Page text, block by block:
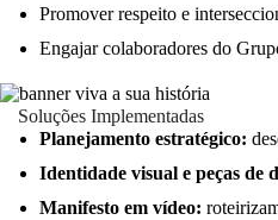
Promover respeito e
Engajar colaboradores do
Soluções Implementadas
Planejamento estratégico:
Identidade visual e peças de
Manifesto em vídeo: